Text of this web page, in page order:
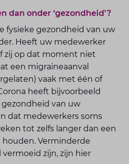
dan onder ‘gezondheid’?
fysieke gezondheid van uw
Heeft uw medewerker
zij op dat moment niet
een migraineaanval
vaak met één of
heeft bijvoorbeeld
van uw
dat medewerkers soms
tot zelfs langer dan een
Verminderde
zijn, zijn hier